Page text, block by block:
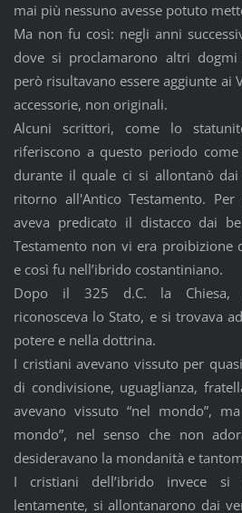
mai più nessuno avesse potuto
Ma non fu così: negli anni
dove si proclamarono altri
però risultavano essere aggiunte ai
accessorie, non originali.
Alcuni scrittori, come lo
riferiscono a questo periodo come
durante il quale ci si allontanò
ritorno all'Antico Testamento.
aveva predicato il distacco dai
Testamento non vi era proibizione
e così fu nell’ibrido costantiniano.
Dopo il 325 d.C. la Chiesa,
riconosceva lo Stato, e si trovava
potere e nella dottrina.
I cristiani avevano vissuto per
di condivisione, uguaglianza,
avevano vissuto “nel mondo”,
mondo”, nel senso che non
desideravano la mondanità e
I cristiani dell’ibrido invece si
lentamente, si allontanarono dai